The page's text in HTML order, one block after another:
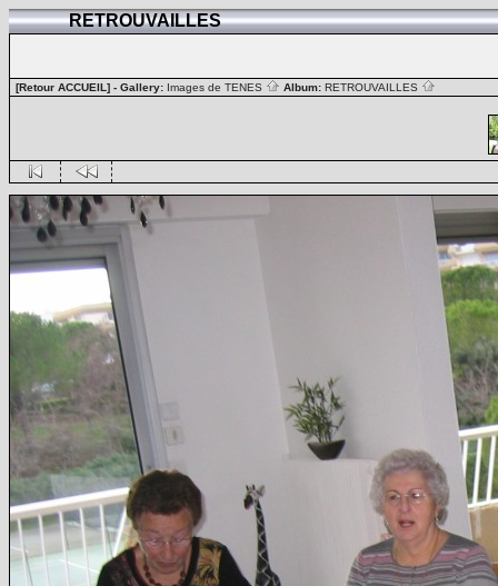
RETROUVAILLES
[Retour ACCUEIL] - Gallery: Images de TENES Album: RETROUVAILLES